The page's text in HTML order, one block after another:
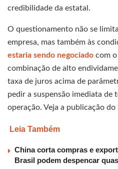
credibilidade da estatal.
O questionamento não se
empresa, mas também às
estaria sendo negociado com
combinação de alto
taxa de juros acima de
pedir a suspensão imediata de
operação. Veja a publicação do
Leia Também
China corta compras e
Brasil podem despencar